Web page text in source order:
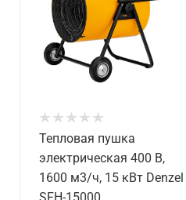
Тепловая пушка
электрическая 400 В,
1600 м3/ч, 15 кВт Denzel